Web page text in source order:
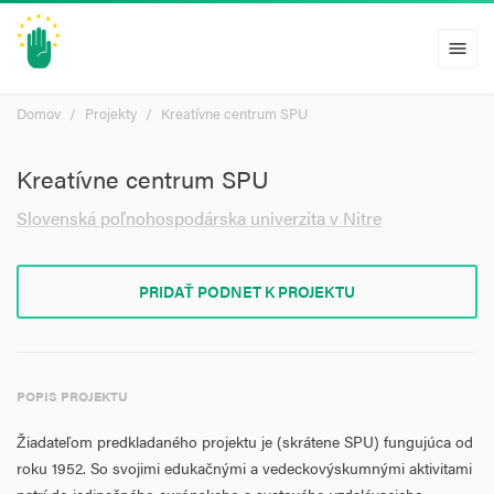
menu
Domov Projekty Kreatívne centrum SPU
Kreatívne centrum SPU
Slovenská poľnohospodárska univerzita v Nitre
PRIDAŤ PODNET K PROJEKTU
POPIS PROJEKTU
Žiadateľom predkladaného projektu je (skrátene SPU) fungujúca od
roku 1952. So svojimi edukačnými a vedeckovýskumnými aktivitami